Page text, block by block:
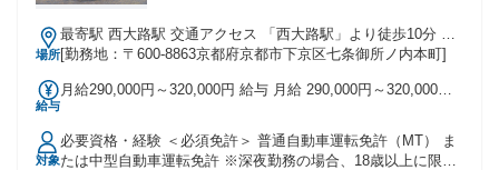
場所
最寄駅 西大路駅 交通アクセス 「西大路駅」より徒歩10分 ※
車・バイク通勤が便利です。
[勤務地：〒600-8863京都府京都市下京区七条御所ノ内本町]
給与
月給290,000円～320,000円 給与 月給 290,000円～320,000円
ます 昇給・賞与あり（業績による） 深夜手当等、諸手当を含
む 想定年収：350万円〜500万円
対象
必要資格・経験 ＜必須免許＞ 普通自動車運転免許（MT） ま
たは中型自動車運転免許 ※深夜勤務の場合、18歳以上に限る